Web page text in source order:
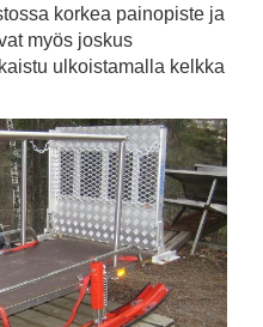
korkea painopiste ja
myös joskus
ulkoistamalla kelkka